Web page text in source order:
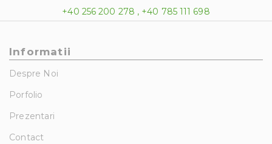
+40 256 200 278 , +40 785 111 698
Informatii
Despre Noi
Porfolio
Prezentari
Contact